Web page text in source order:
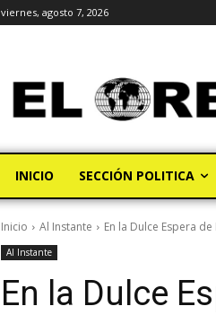
viernes, agosto 7, 2026
INICIO SECCIÓN POLITICA
Inicio Al Instante En la Dulce Espera
Al Instante
En la Dulce